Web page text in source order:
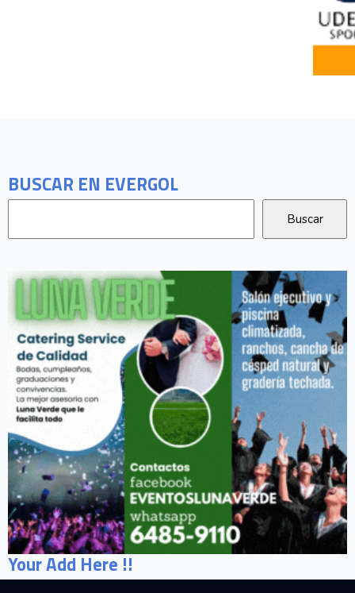
BUSCAR EN EVERGOL
Your Add Here !!